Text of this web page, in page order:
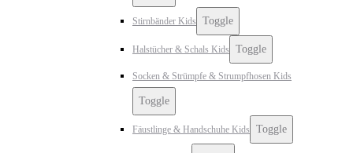
Stirnbänder Kids Toggle
Halstücher & Schals Kids Toggle
Socken & Strümpfe & Strumpfhosen Kids
Toggle
Fäustlinge & Handschuhe Kids Toggle